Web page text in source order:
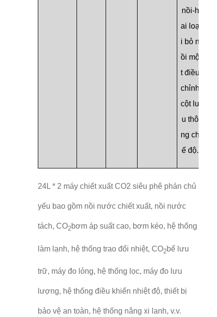
nồi-h
ai loạ
i bỏ n
ồi mộ
t điều
chỉnh
cột lư
u thô
ng ch
ế độ.
24L * 2 máy chiết xuất CO2 siêu phê phán chủ
yếu bao gồm nồi nước chiết xuất, nồi nước
tách, CO2bơm áp suất cao, bơm kéo, hệ thống
làm lạnh, hệ thống trao đổi nhiệt, CO2bể lưu
trữ, máy đo lỏng, hệ thống lọc, máy đo lưu
lượng, hệ thống điều khiển nhiệt độ, thiết bị
bảo vệ an toàn, hệ thống nâng xi lanh, v.v.